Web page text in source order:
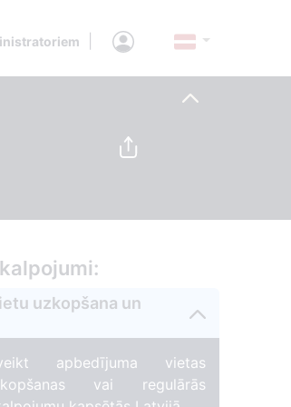
uzkopšana un
apbedījuma vietas
vai regulārās